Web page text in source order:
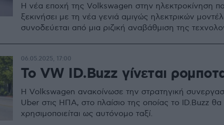
Η νέα εποχή της Volkswagen στην ηλεκτροκίνηση
ξεκινήσει με τη νέα γενιά αμιγώς ηλεκτρικών
συνοδεύεται από μια ριζική αναβάθμιση της
Το VW ID.Buzz γίνεται
Η Volkswagen ανακοίνωσε την στρατηγική
Uber στις ΗΠΑ, στο πλαίσιο της οποίας το ID.Buzz θα
χρησιμοποιείται ως αυτόνομο ταξί.
06.05.2025, 17:00